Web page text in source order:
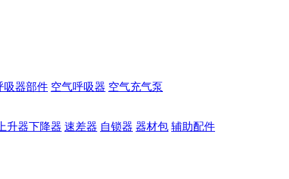
吸器部件 空气呼吸器 空气充气泵
上升器下降器 速差器 自锁器 器材包 辅助配件